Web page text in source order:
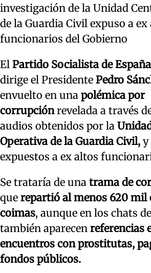
investigación de la Unidad
de la Guardia Civil expuso a ex
funcionarios del Gobierno
El Partido Socialista de
dirige el Presidente Pedro
envuelto en una polémica por
corrupciónrevelada a través
audios obtenidos por la
Operativa de la Guardia Civil, y
expuestos a ex altos
Se trataría de una trama de
que repartió al menos 620 mil
coimas, aunque en los chats
también aparecen referencias
encuentros con prostitutas,
fondos públicos.